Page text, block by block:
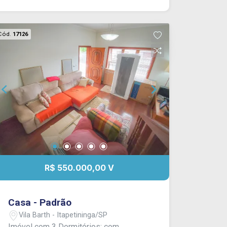
17126
R$ 550.000,00 V
Casa - Padrão
Vila Barth - Itapetininga/SP